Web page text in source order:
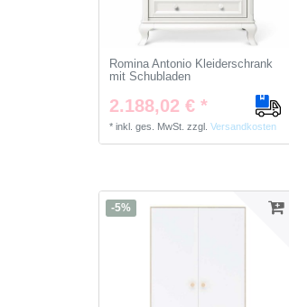
Romina Antonio Kleiderschrank
mit Schubladen
2.188,02 € *
*inkl. ges. MwSt. zzgl.Versandkosten
-5%